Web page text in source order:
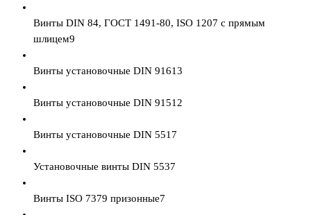
Винты DIN 84, ГОСТ 1491-80, ISO 1207 с прямым
шлицем9
Винты установочные DIN 91613
Винты установочные DIN 91512
Винты установочные DIN 551 7
Установочные винты DIN 5537
Винты ISO 7379 призонные7